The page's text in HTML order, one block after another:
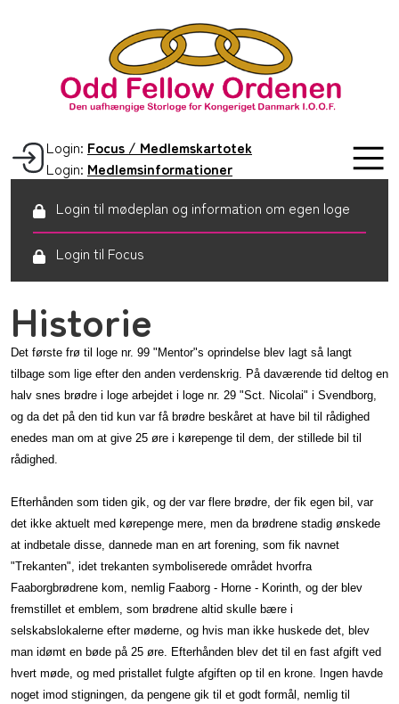
Login: Focus / Medlemskartotek
Login: Medlemsinformationer
Login til mødeplan og information om egen loge
Login til Focus
Historie
Det første frø til loge nr. 99 "Mentor"s oprindelse blev lagt så langt
tilbage som lige efter den anden verdenskrig. På daværende tid deltog en
halv snes brødre i loge arbejdet i loge nr. 29 "Sct. Nicolai" i Svendborg,
og da det på den tid kun var få brødre beskåret at have bil til rådighed
enedes man om at give 25 øre i kørepenge til dem, der stillede bil til
rådighed.
Efterhånden som tiden gik, og der var flere brødre, der fik egen bil, var
det ikke aktuelt med kørepenge mere, men da brødrene stadig ønskede
at indbetale disse, dannede man en art forening, som fik navnet
"Trekanten", idet trekanten symboliserede området hvorfra
Faaborgbrødrene kom, nemlig Faaborg - Horne - Korinth, og der blev
fremstillet et emblem, som brødrene altid skulle bære i
selskabslokalerne efter møderne, og hvis man ikke huskede det, blev
man idømt en bøde på 25 øre. Efterhånden blev det til en fast afgift ved
hvert møde, og med pristallet fulgte afgiften op til en krone. Ingen havde
noget imod stigningen, da pengene gik til et godt formål, nemlig til